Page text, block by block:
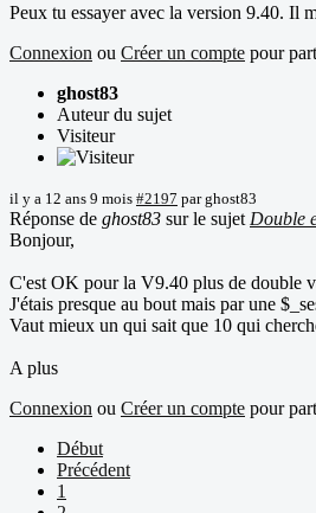
Peux tu essayer avec la version 9.40. Il
Connexion ou Créer un compte pour
ghost83
Auteur du sujet
Visiteur
il y a 12 ans 9 mois #2197 parghost83
Réponse de ghost83 sur le sujet Double
Bonjour,
C'est OK pour la V9.40 plus de double
J'étais presque au bout mais par une
Vaut mieux un qui sait que 10 qui
A plus
Connexion ou Créer un compte pour
Début
Précédent
1